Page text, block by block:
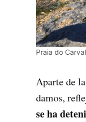
Praia do
Aparte de
damos,
se ha